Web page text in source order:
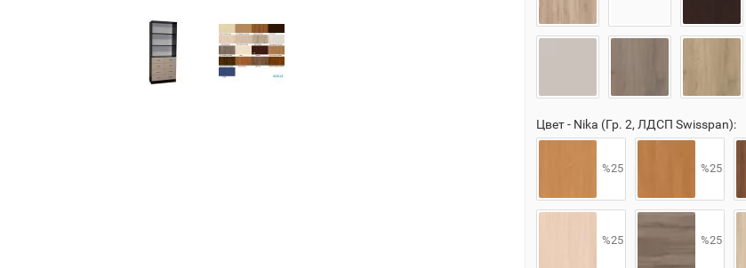
Цвет - Nika (Гр. 2, ЛДСП Swisspan):
%25 %25
%25 %25